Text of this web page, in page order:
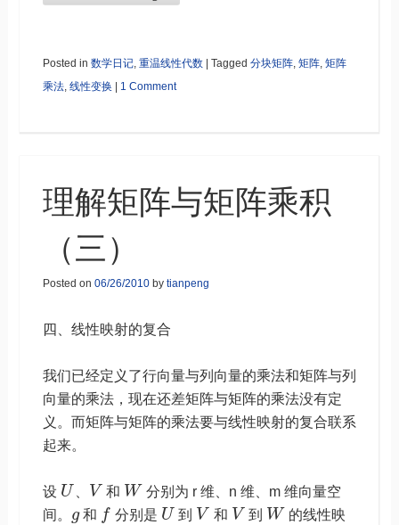
Posted in 数学日记, 重温线性代数 | Tagged 分块矩阵, 矩阵, 矩阵
乘法, 线性变换 | 1 Comment
理解矩阵与矩阵乘积
（三）
Posted on 06/26/2010by tianpeng
四、线性映射的复合
我们已经定义了行向量与列向量的乘法和矩阵与列
向量的乘法，现在还差矩阵与矩阵的乘法没有定
义。而矩阵与矩阵的乘法要与线性映射的复合联系
起来。
设 U V 和 W 分别为 r 维、n 维、m 维向量空
间。 g和 f 分别是 U 到 V 和 V 到 W 的线性映